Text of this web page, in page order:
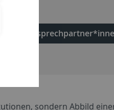
sondern Abbild